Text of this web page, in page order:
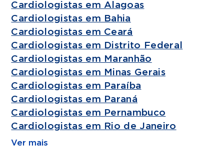
Cardiologistas em Alagoas
Cardiologistas em Bahia
Cardiologistas em Ceará
Cardiologistas em Distrito Federal
Cardiologistas em Maranhão
Cardiologistas em Minas Gerais
Cardiologistas em Paraíba
Cardiologistas em Paraná
Cardiologistas em Pernambuco
Cardiologistas em Rio de Janeiro
Ver mais